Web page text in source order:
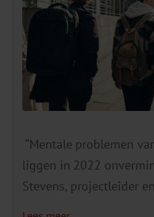
“Mentale problemen
liggen in 2022
Stevens, projectleider